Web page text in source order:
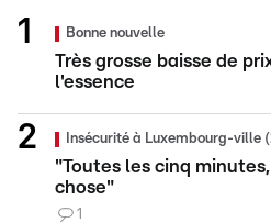
Bonne nouvelle
Très grosse baisse de
l'essence
Insécurité à Luxembourg-ville
"Toutes les cinq
chose"
1